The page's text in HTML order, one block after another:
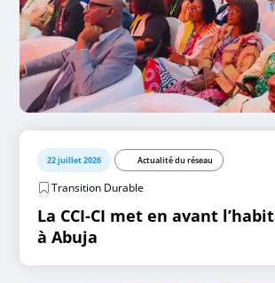
22 juillet 2026 Actualité du réseau
Transition Durable
La CCI-CI met en avant
à Abuja